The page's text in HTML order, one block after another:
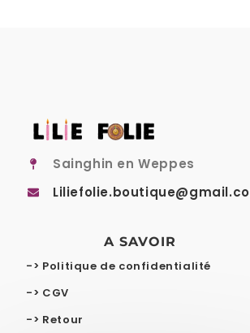
Sainghin en Weppes
A SAVOIR
-> Politique de confidentialité
-> CGV
-> Retour